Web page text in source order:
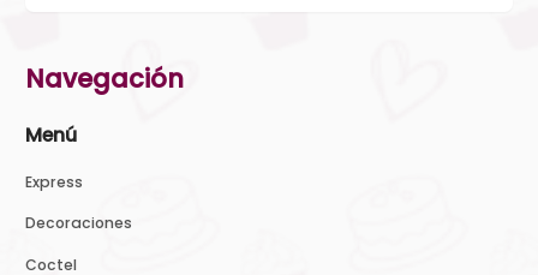
Navegación
Menú
Express
Decoraciones
Coctel